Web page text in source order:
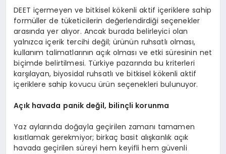
DEET içermeyen ve bitkisel kökenli aktif içeriklere sahip
formüller de tüketicilerin değerlendirdiği seçenekler
arasında yer alıyor. Ancak burada belirleyici olan
yalnızca içerik tercihi değil; ürünün ruhsatlı olması,
kullanım talimatlarının açık olması ve etki süresinin net
biçimde belirtilmesi. Türkiye pazarında bu kriterleri
karşılayan, biyosidal ruhsatlı ve bitkisel kökenli aktif
içeriklere sahip kovucu ürün seçenekleri bulunuyor.
Açık havada panik değil, bilinçli korunma
Yaz aylarında doğayla geçirilen zamanı tamamen
kısıtlamak gerekmiyor; birkaç basit alışkanlık açık
havada geçirilen süreyi hem keyifli hem güvenli